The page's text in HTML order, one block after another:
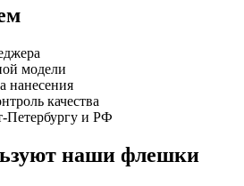
модели
нанесения
качества
Петербургу и РФ
наши флешки